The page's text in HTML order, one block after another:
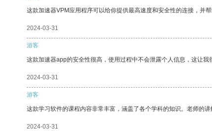
这款加速器VPM应用程序可以给你提供最高速度和安全性的连接，并帮
2024-03-31
游客
这款加速器app的安全性很高，使用过程中不会泄露个人信息，这让
2024-03-31
游客
这款学习软件的课程内容非常丰富，涵盖了各个学科的知识。老师的讲
2024-03-31